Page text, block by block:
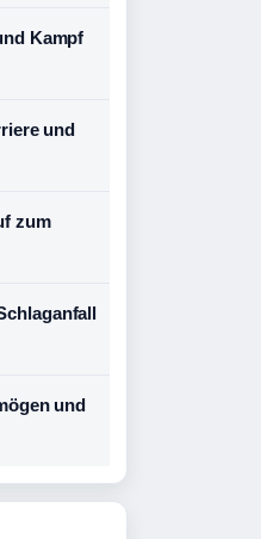
Kampf
und
zum
und